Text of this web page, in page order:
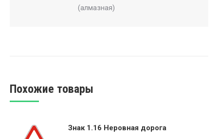
(алмазная)
Похожие товары
Знак 1.16 Неровная дорога